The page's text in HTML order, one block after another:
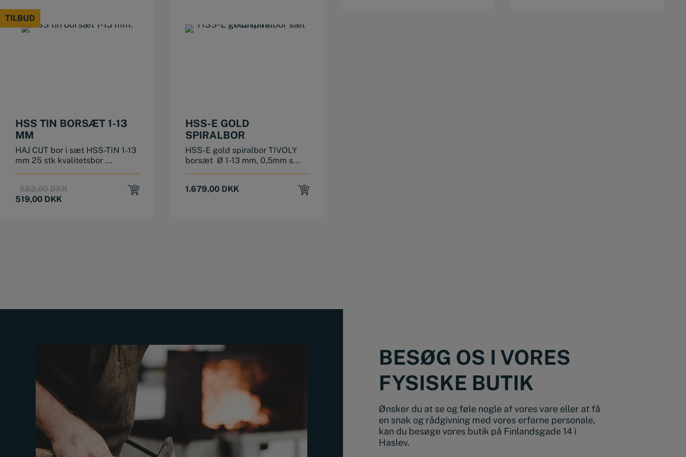
TILBUD
TILBUD
HSS TIN BORSÆT 1-13
MM
HAJ CUT bor i sæt HSS-TIN 1-13
mm 25 stk kvalitetsbor ...
582,00DKKOriginal
519,00 DKK
Current
HSS-E GOLD
SPIRALBOR
HSS-E gold spiralbor TIVOLY
borsæt Ø 1-13 mm, 0,5mm s...
1.679,00 DKK
BESØG OS I VORES
FYSISKE BUTIK
Ønsker du at se og føle nogle af vores vare eller at få
en snak og rådgivning med vores erfarne personale,
kan du besøge vores butik på Finlandsgade 14 i
Haslev.